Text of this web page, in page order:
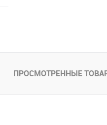
ПРОСМОТРЕННЫЕ